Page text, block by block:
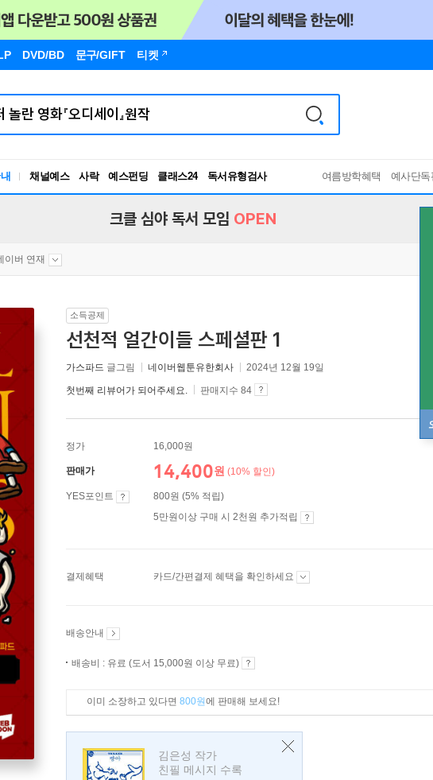
DVD/BD 문구/GIFT 티켓
채널예스 사락 예스펀딩 클래스24
RBTI Lab
독서유형검사
여름방학혜택 예사단독
크클 심야 독서 모임 OPEN
이버 연재
소득공제
선천적 얼간이들 스페셜판 1
가스파드 글그림 네이버웹툰유한회사 2024년 12월 19일
첫번째 리뷰어가 되어주세요. 판매지수 84
정가 16,000원
판매가 14,400원 (10% 할인)
YES포인트
800원 (5% 적립)
5만원이상 구매 시 2천원 추가적립
결제혜택 카드/간편결제 혜택을 확인하세요
배송안내
배송비 : 유료 (도서 15,000원 이상 무료)
이미 소장하고 있다면 800원에 판매해 보세요!
김은성 작가
친필 메시지 수록